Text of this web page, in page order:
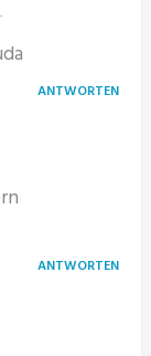
ANTWORTEN
ANTWORTEN